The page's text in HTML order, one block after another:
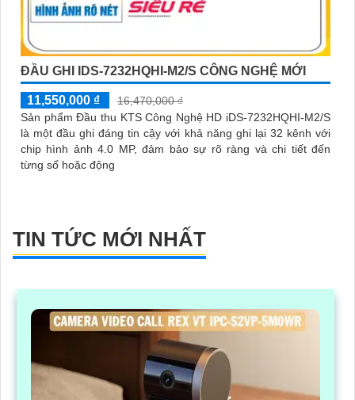
ĐẦU GHI IDS-7232HQHI-M2/S CÔNG NGHỆ MỚI
11,550,000 ₫
16,470,000 ₫
Sản phẩm Đầu thu KTS Công Nghệ HD iDS-7232HQHI-M2/S
là một đầu ghi đáng tin cậy với khả năng ghi lại 32 kênh với
chip hình ảnh 4.0 MP, đảm bảo sự rõ ràng và chi tiết đến
từng số hoặc động
TIN TỨC MỚI NHẤT